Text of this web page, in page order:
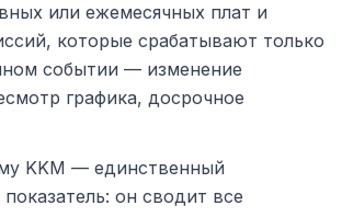
или ежемесячных плат и
которые срабатывают только
событии — изменение
графика, досрочное
KKM — единственный
он сводит все